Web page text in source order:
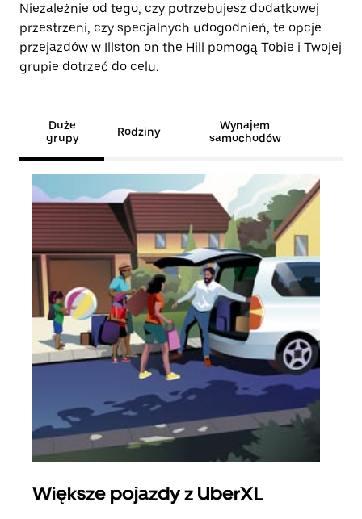
Niezależnie od tego, czy potrzebujesz dodatkowej
przestrzeni, czy specjalnych udogodnień, te opcje
przejazdów w Illston on the Hill pomogą Tobie i Twojej
grupie dotrzeć do celu.
Duże
grupy
Rodziny
Wynajem
samochodów
Większe pojazdy z UberXL